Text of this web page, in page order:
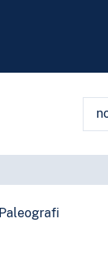
Paleografi